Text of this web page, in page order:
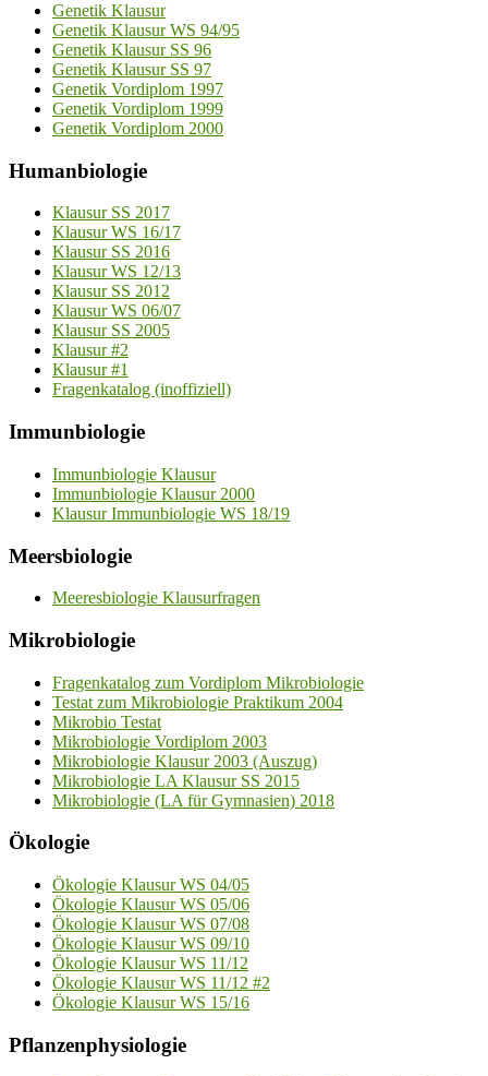
Genetik Klausur
Genetik Klausur WS 94/95
Genetik Klausur SS 96
Genetik Klausur SS 97
Genetik Vordiplom 1997
Genetik Vordiplom 1999
Genetik Vordiplom 2000
Humanbiologie
Klausur SS 2017
Klausur WS 16/17
Klausur SS 2016
Klausur WS 12/13
Klausur SS 2012
Klausur WS 06/07
Klausur SS 2005
Klausur #2
Klausur #1
Fragenkatalog (inoffiziell)
Immunbiologie
Immunbiologie Klausur
Immunbiologie Klausur 2000
Klausur Immunbiologie WS 18/19
Meersbiologie
Meeresbiologie Klausurfragen
Mikrobiologie
Fragenkatalog zum Vordiplom Mikrobiologie
Testat zum Mikrobiologie Praktikum 2004
Mikrobio Testat
Mikrobiologie Vordiplom 2003
Mikrobiologie Klausur 2003 (Auszug)
Mikrobiologie LA Klausur SS 2015
Mikrobiologie (LA für Gymnasien) 2018
Ökologie
Ökologie Klausur WS 04/05
Ökologie Klausur WS 05/06
Ökologie Klausur WS 07/08
Ökologie Klausur WS 09/10
Ökologie Klausur WS 11/12
Ökologie Klausur WS 11/12 #2
Ökologie Klausur WS 15/16
Pflanzenphysiologie